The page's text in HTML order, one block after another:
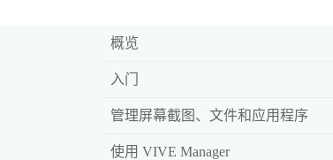
概览
入门
管理屏幕截图、文件和应用程序
使用 VIVE Manager